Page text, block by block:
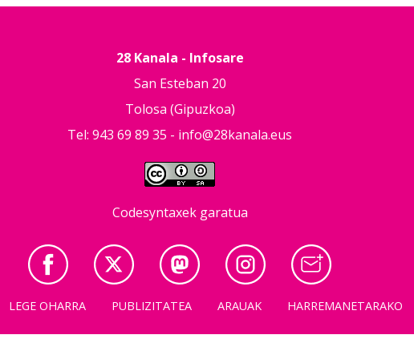
28 Kanala - Infosare
San Esteban 20
Tolosa (Gipuzkoa)
Tel: 943 69 89 35 - info@28kanala.eus
Codesyntaxek garatua
LEGE OHARRA PUBLIZITATEA ARAUAK HARREMANETARAKO